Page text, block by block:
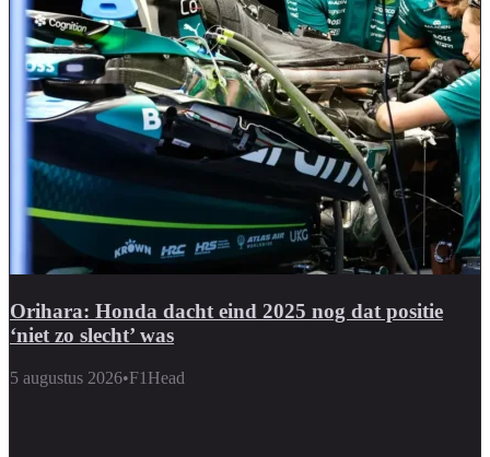
Orihara: Honda dacht eind 2025 nog dat positie
‘niet zo slecht’ was
5 augustus 2026•F1Head